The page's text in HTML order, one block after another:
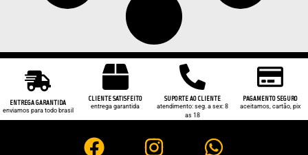
ENTREGA GARANTIDA
enviamos para todo brasil
CLIENTE SATISFEITO
entrega garantida
SUPORTE AO CLIENTE
atendimento: seg. a sex: 8
as 18
PAGAMENTO SEGURO
aceitamos, cartão, pix